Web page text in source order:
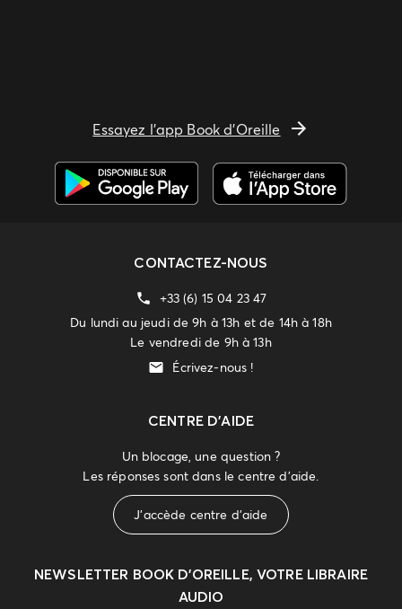
Essayez l'app Book d'Oreille
CONTACTEZ-NOUS
+33 (6) 15 04 23 47
Du lundi au jeudi de 9h à 13h et de 14h à 18h
Le vendredi de 9h à 13h
Écrivez-nous !
CENTRE D'AIDE
Un blocage, une question ?
Les réponses sont dans le centre d'aide.
J'accède centre d'aide
NEWSLETTER BOOK D’OREILLE, VOTRE LIBRAIRE
AUDIO